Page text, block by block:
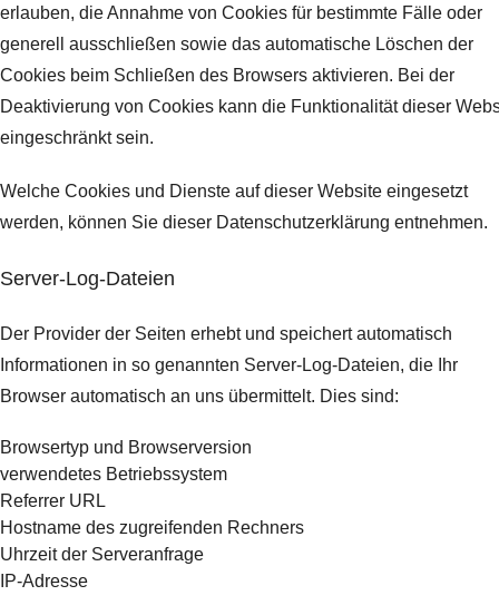
erlauben, die Annahme von Cookies für bestimmte Fälle oder
generell ausschließen sowie das automatische Löschen der
Cookies beim Schließen des Browsers aktivieren. Bei der
Deaktivierung von Cookies kann die Funktionalität dieser
eingeschränkt sein.
Welche Cookies und Dienste auf dieser Website eingesetzt
werden, können Sie dieser Datenschutzerklärung entnehmen.
Server-Log-Dateien
Der Provider der Seiten erhebt und speichert automatisch
Informationen in so genannten Server-Log-Dateien, die Ihr
Browser automatisch an uns übermittelt. Dies sind:
Browsertyp und Browserversion
verwendetes Betriebssystem
Referrer URL
Hostname des zugreifenden Rechners
Uhrzeit der Serveranfrage
IP-Adresse